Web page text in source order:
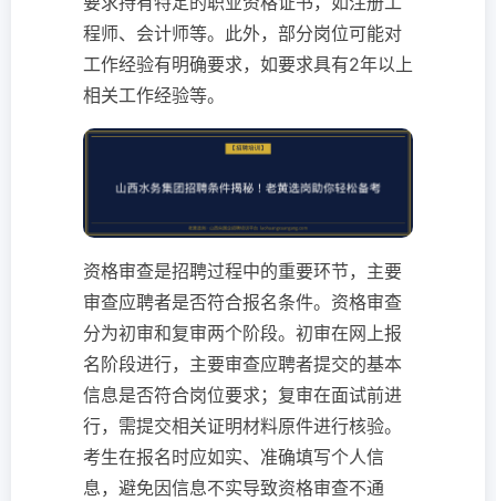
程师、会计师等。此外，部分岗位可能对
工作经验有明确要求，如要求具有2年以上
相关工作经验等。
资格审查是招聘过程中的重要环节，主要
审查应聘者是否符合报名条件。资格审查
分为初审和复审两个阶段。初审在网上报
名阶段进行，主要审查应聘者提交的基本
信息是否符合岗位要求；复审在面试前进
行，需提交相关证明材料原件进行核验。
考生在报名时应如实、准确填写个人信
息，避免因信息不实导致资格审查不通